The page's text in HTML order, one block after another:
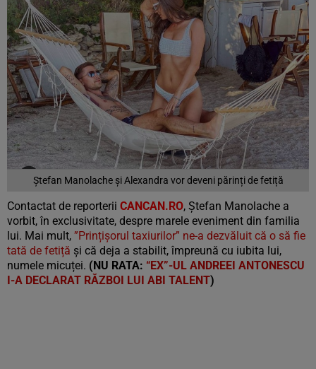
Ștefan Manolache și Alexandra vor deveni părinți de fetiță
Contactat de reporterii CANCAN.RO, Ștefan Manolache a
vorbit, în exclusivitate, despre marele eveniment din familia
lui. Mai mult, ”Prințișorul taxiurilor” ne-a dezvăluit că o să fie
tată de fetiță și că deja a stabilit, împreună cu iubita lui,
numele micuței. (NU RATA: “EX”-UL ANDREEI ANTONESCU
I-A DECLARAT RĂZBOI LUI ABI TALENT)